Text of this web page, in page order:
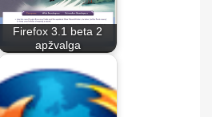
Firefox 3.1 beta 2
apžvalga